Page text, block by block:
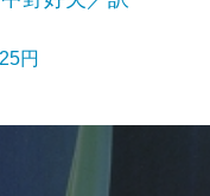
円